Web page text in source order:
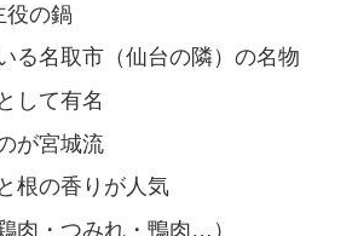
役の鍋
る名取市（仙台の隣）の名物
して有名
が宮城流
根の香りが人気
肉・つみれ・鴨肉…）